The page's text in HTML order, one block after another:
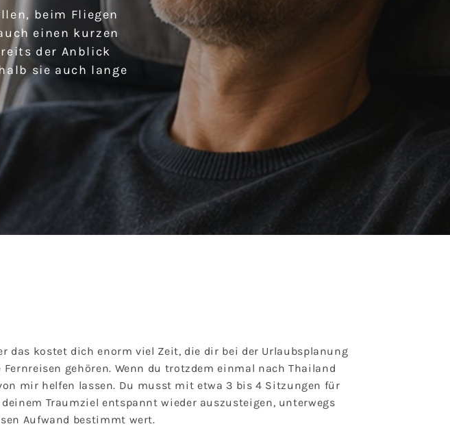
beim Fliegen
einen kurzen
der Anblick
sie auch lange
das kostet dich enorm viel Zeit, die dir bei der Urlaubsplanung
gehören. Wenn du trotzdem einmal nach Thailand
mir helfen lassen. Du musst mit etwa 3 bis 4 Sitzungen für
Traumziel entspannt wieder auszusteigen, unterwegs
Aufwand bestimmt wert.